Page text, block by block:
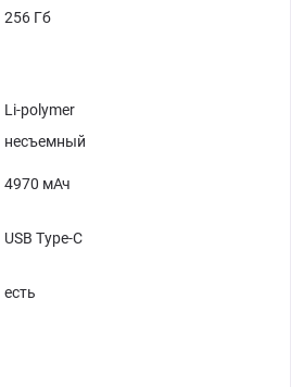
256 Гб
Li-polymer
несъемный
4970 мАч
USB Type-C
есть